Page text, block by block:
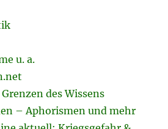
u. a.
des Wissens
– Aphorismen und mehr